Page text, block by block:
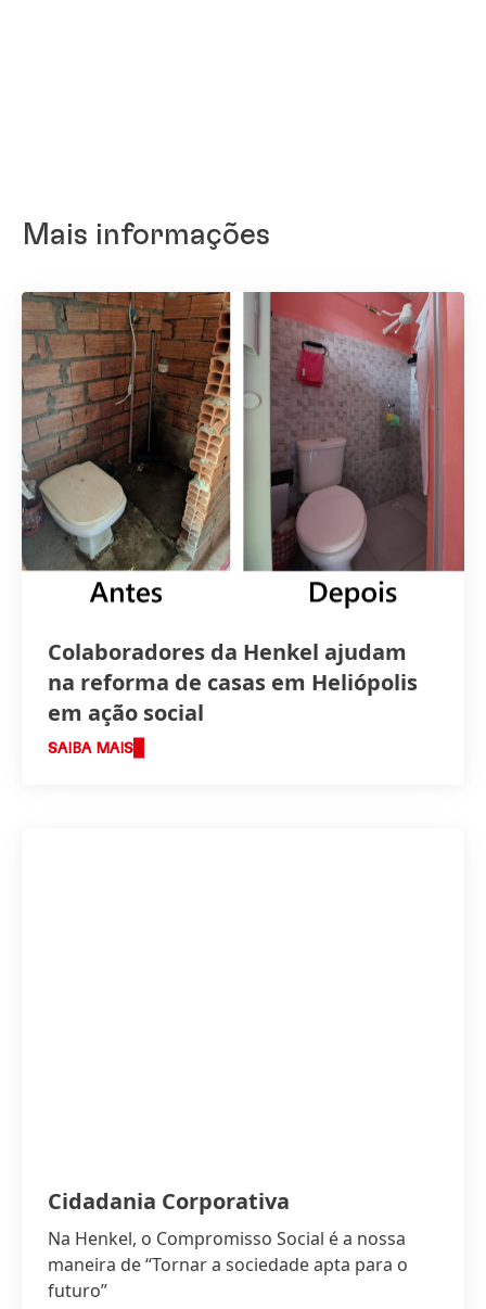
Mais informações
Colaboradores da Henkel ajudam
na reforma de casas em Heliópolis
em ação social
SAIBA MAIS
Cidadania Corporativa
Na Henkel, o Compromisso Social é a nossa
maneira de “Tornar a sociedade apta para o
futuro”